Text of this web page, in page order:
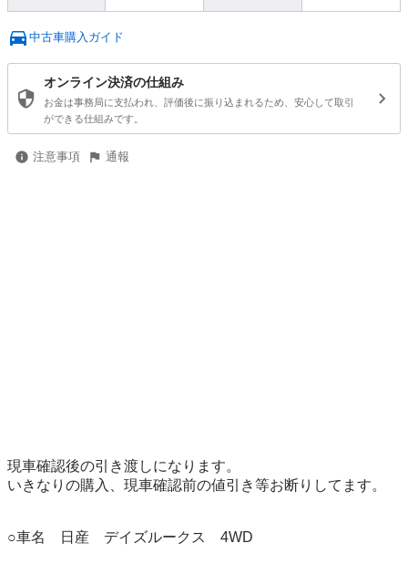
中古車購入ガイド
オンライン決済の仕組み
お金は事務局に支払われ、評価後に振り込まれるため、安心して取引
ができる仕組みです。
注意事項 通報
現車確認後の引き渡しになります。
いきなりの購入、現車確認前の値引き等お断りしてます。
○車名　日産　デイズルークス　4WD